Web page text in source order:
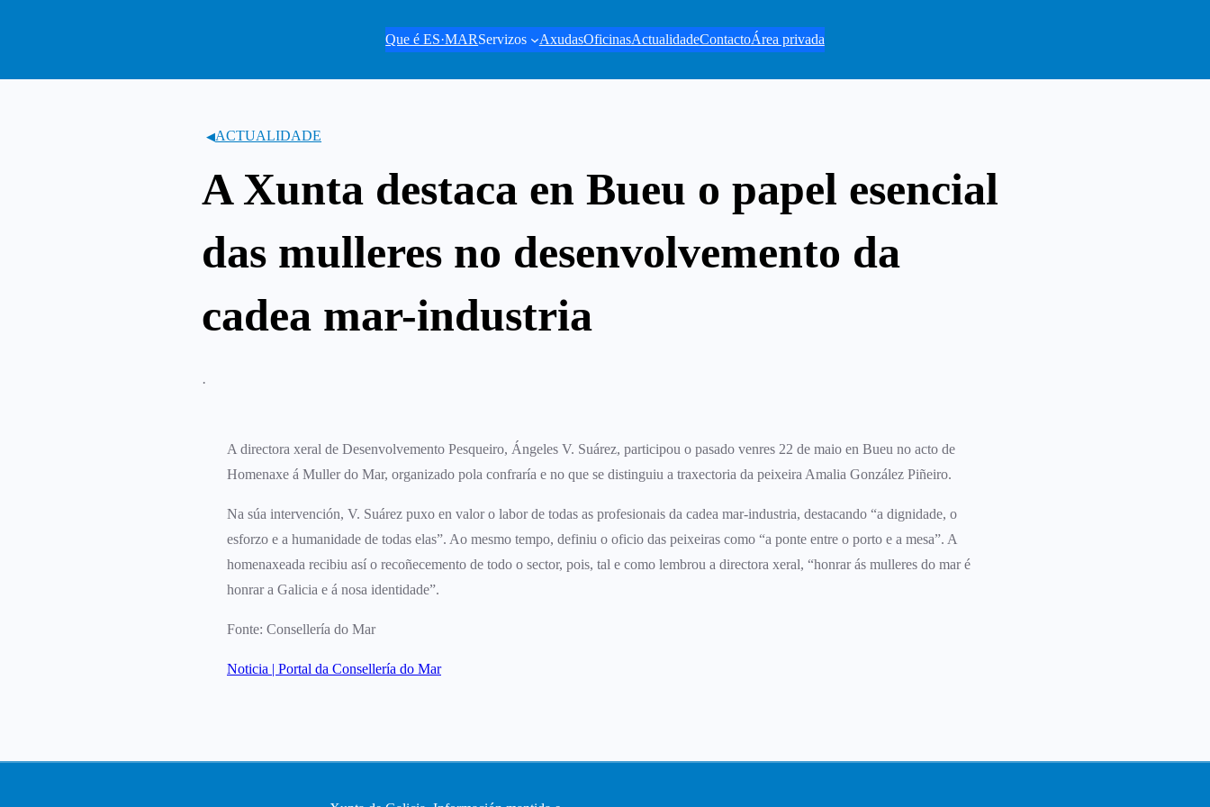
Que é ES·MARServizos AxudasOficinasActualidadeContactoÁrea privada
ACTUALIDADE
A Xunta destaca en Bueu o papel esencial
das mulleres no desenvolvemento da
cadea mar-industria
·
A directora xeral de Desenvolvemento Pesqueiro, Ángeles V. Suárez, participou o pasado venres 22 de maio en Bueu no acto de
Homenaxe á Muller do Mar, organizado pola confraría e no que se distinguiu a traxectoria da peixeira Amalia González Piñeiro.
Na súa intervención, V. Suárez puxo en valor o labor de todas as profesionais da cadea mar-industria, destacando “a dignidade, o
esforzo e a humanidade de todas elas”. Ao mesmo tempo, definiu o oficio das peixeiras como “a ponte entre o porto e a mesa”. A
homenaxeada recibiu así o recoñecemento de todo o sector, pois, tal e como lembrou a directora xeral, “honrar ás mulleres do mar é
honrar a Galicia e á nosa identidade”.
Fonte: Consellería do Mar
Noticia | Portal da Consellería do Mar